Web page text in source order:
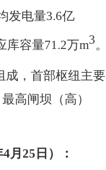
发电量3.6亿
库容量71.2万m3。
成，首部枢纽主要
高闸坝（高）
月25日）：